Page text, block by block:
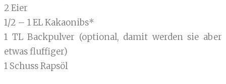
2 Eier
1/2 – 1 EL Kakaonibs*
1 TL Backpulver (optional, damit werden sie aber
etwas fluffiger)
1 Schuss Rapsöl